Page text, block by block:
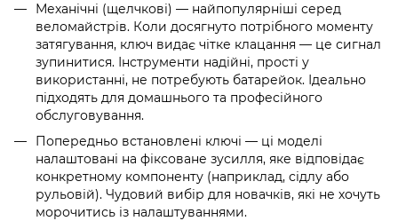
Механічні (щелчкові) — найпопулярніші серед
веломайстрів. Коли досягнуто потрібного моменту
затягування, ключ видає чітке клацання — це сигнал
зупинитися. Інструменти надійні, прості у
використанні, не потребують батарейок. Ідеально
підходять для домашнього та професійного
обслуговування.
Попередньо встановлені ключі — ці моделі
налаштовані на фіксоване зусилля, яке відповідає
конкретному компоненту (наприклад, сідлу або
рульовій). Чудовий вибір для новачків, які не хочуть
морочитись із налаштуваннями.